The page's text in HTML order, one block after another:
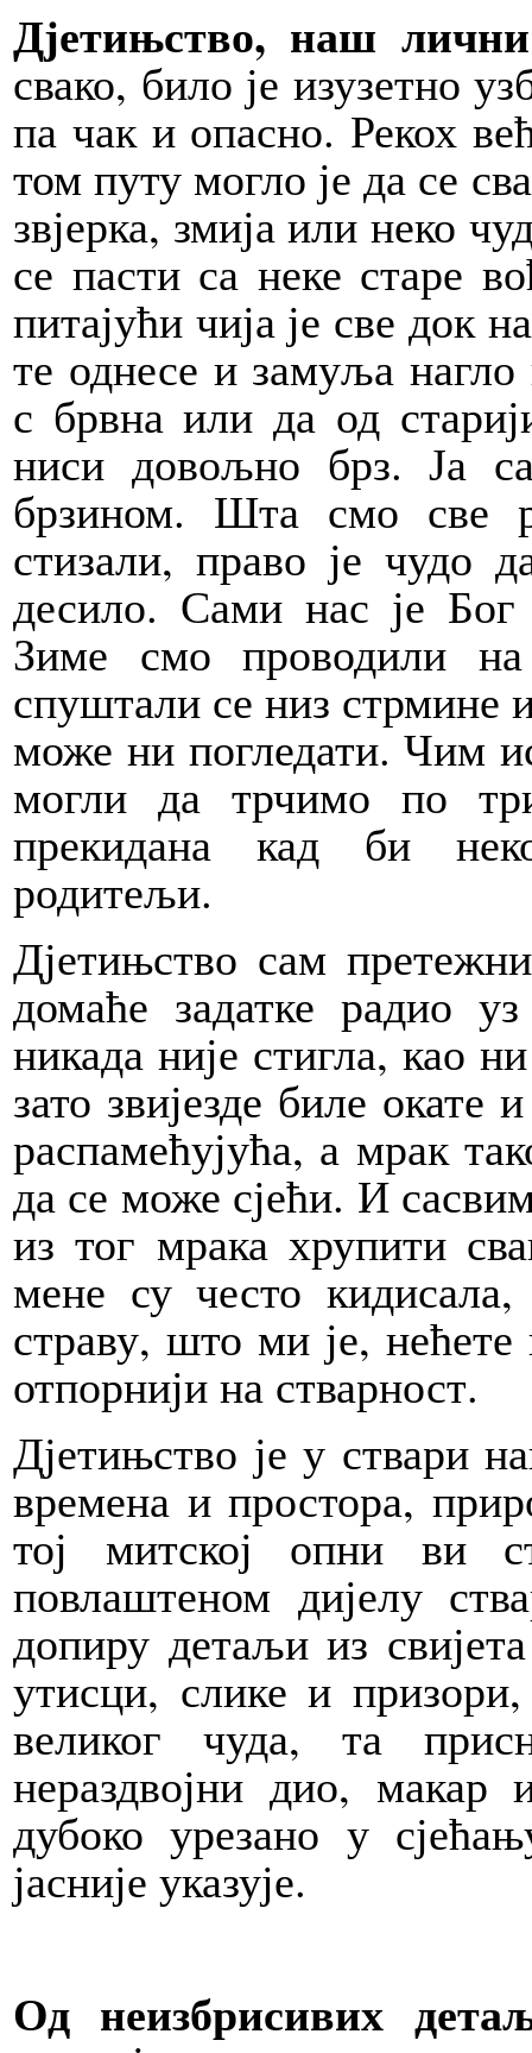
Дјетињство, наш
свако, било је изузетно
па чак и опасно. Рекох
том путу могло је да се
звјерка, змија или неко
се пасти са неке старе
питајући чија је све док
те однесе и замуља
с брвна или да од
ниси довољно брз. Ја
брзином. Шта смо све
стизали, право је чудо
десило. Сами нас је
Зиме смо проводили
спуштали се низ стрмине
може ни погледати. Чим
могли да трчимо по
прекидана кад би
родитељи.
Дјетињство сам
домаће задатке радио
никада није стигла, као
зато звијезде биле окате
распамећујућа, а мрак
да се може сјећи. И
из тог мрака хрупити
мене су често
страву, што ми је,
отпорнији на стварност.
Дјетињство је у ствари
времена и простора,
тој митској опни ви
повлаштеном дијелу
допиру детаљи из
утисци, слике и
великог чуда, та
нераздвојни дио,
дубоко урезано у
јасније указује.
Од неизбрисивих